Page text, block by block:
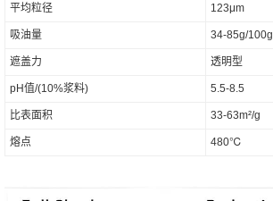
平均粒径 123μm
吸油量 34-85g/100g
遮盖力 透明型
pH值/(10%浆料) 5.5-8.5
比表面积 33-63m²/g
熔点 480℃